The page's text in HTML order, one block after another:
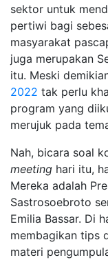
sektor untuk
pertiwi bagi
masyarakat
juga merupakan
itu. Meski
2022 tak perlu
program yang
merujuk pada
Nah, bicara soal
meeting hari itu,
Mereka adalah
Sastrosoebroto
Emilia Bassar. Di
membagikan tips
materi